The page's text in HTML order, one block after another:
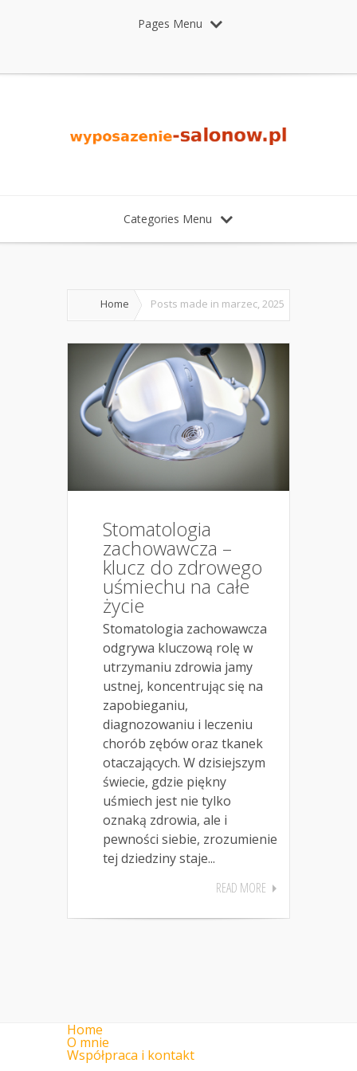
Pages Menu
Categories Menu
Home Posts made in marzec, 2025
Stomatologia
zachowawcza –
klucz do zdrowego
uśmiechu na całe
życie
Stomatologia zachowawcza
odgrywa kluczową rolę w
utrzymaniu zdrowia jamy
ustnej, koncentrując się na
zapobieganiu,
diagnozowaniu i leczeniu
chorób zębów oraz tkanek
otaczających. W dzisiejszym
świecie, gdzie piękny
uśmiech jest nie tylko
oznaką zdrowia, ale i
pewności siebie, zrozumienie
tej dziedziny staje...
READ MORE
Home
O mnie
Współpraca i kontakt